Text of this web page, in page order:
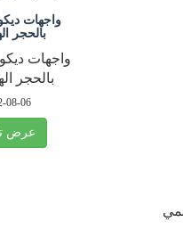
واجهات
بالحجر
واجهات
بالحجر
06 17:07:19
عرض